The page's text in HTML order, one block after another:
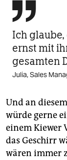

Ich
ernst mit
gesamten
Julia, Sales
Und an
würde gerne
einem Kiewer
das Geschirr
wären immer